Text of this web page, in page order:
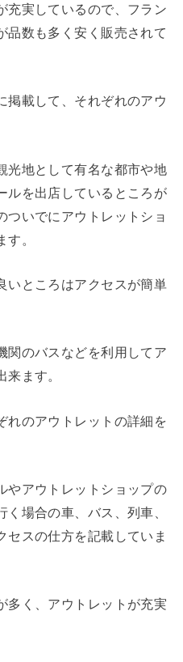
充実しているので、フラン
品数も多く安く販売されて
掲載して、それぞれのアウ
光地として有名な都市や地
ルを出店しているところが
ついでにアウトレットショ
。
いところはアクセスが簡単
関のバスなどを利用してア
ます。
れのアウトレットの詳細を
やアウトレットショップの
場合の車、バス、列車、
セスの仕方を記載していま
多く、アウトレットが充実